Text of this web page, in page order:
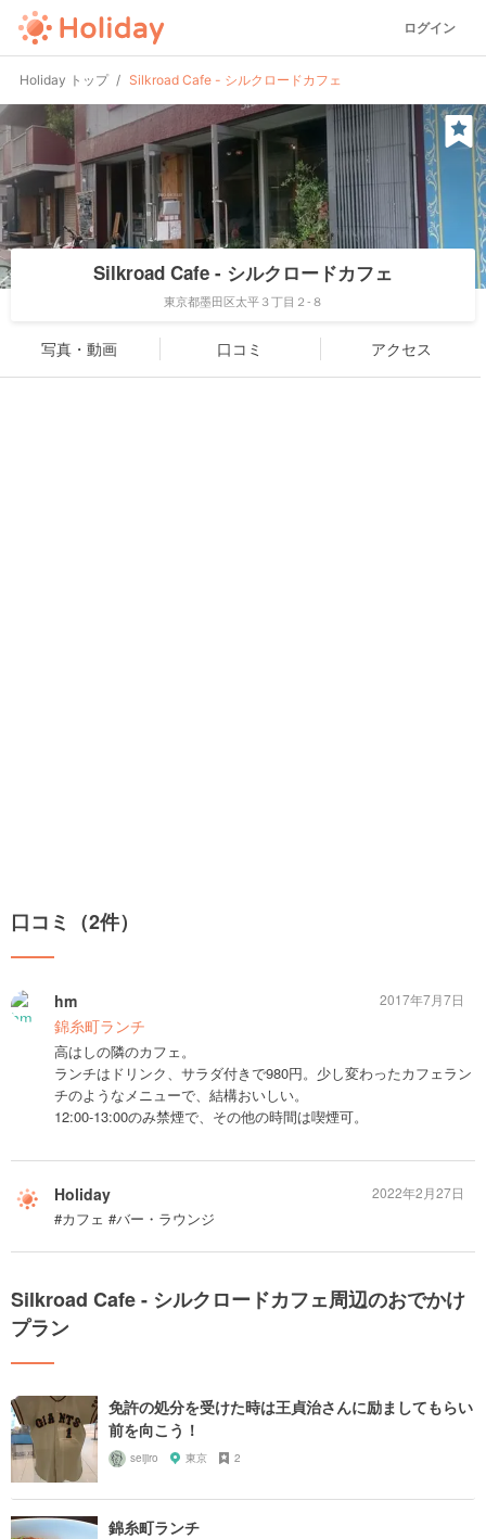
ログイン
Holiday トップ Silkroad Cafe - シルクロードカフェ
Silkroad Cafe - シルクロードカフェ
東京都墨田区太平３丁目２-８
写真・動画 口コミ アクセス
口コミ（2件）
hm
錦糸町ランチ
高はしの隣のカフェ。
ランチはドリンク、サラダ付きで980円。少し変わったカフェラン
チのようなメニューで、結構おいしい。
12:00-13:00のみ禁煙で、その他の時間は喫煙可。
2017年7月7日
Holiday
#カフェ #バー・ラウンジ
2022年2月27日
Silkroad Cafe - シルクロードカフェ周辺のおでかけ
プラン
免許の処分を受けた時は王貞治さんに励ましてもらい
前を向こう！
seijiro 東京 2
錦糸町ランチ